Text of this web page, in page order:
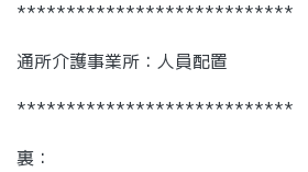
****************************
通所介護事業所：人員配置
****************************
裏：